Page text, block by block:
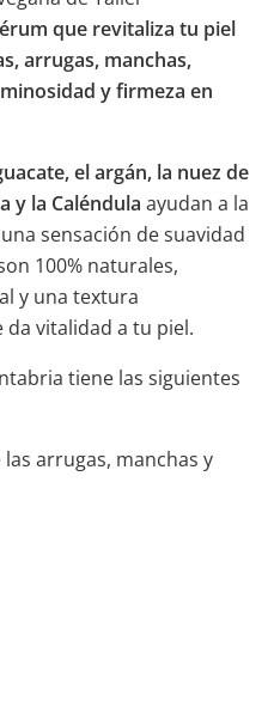
que revitaliza tu piel
arrugas, manchas,
y firmeza en
el argán, la nuez de
y la Caléndula ayudan a la
sensación de suavidad
100% naturales,
y una textura
vitalidad a tu piel.
tiene las siguientes
arrugas, manchas y